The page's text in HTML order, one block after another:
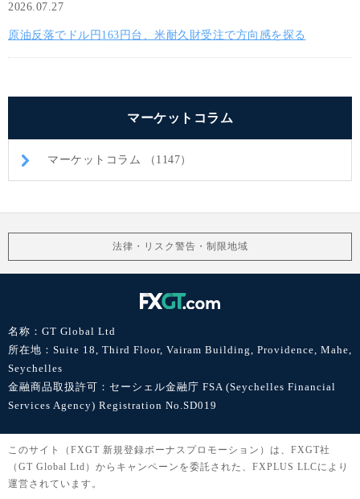
2026.07.27
原油反落でドル円163円台、米耐久財受注で方向感を探る
マーケットコラム
マーケットコラム （1147）
法律・リスク警告・制限地域
名称：GT Global Ltd
所在地：Suite 18, Third Floor, Vairam Building, Providence, Mahe,
Seychelles
金融商品取扱許可：セーシェル金融庁 FSA (Seychelles Financial
Services Agency) Registration No.SD019
このサイト（FXGT 新規登録ボーナスプロモーション）は、FXGT社
（GT Global Ltd）からキャンペーンを委託された、FXPLUS LLCにより
運営されています。